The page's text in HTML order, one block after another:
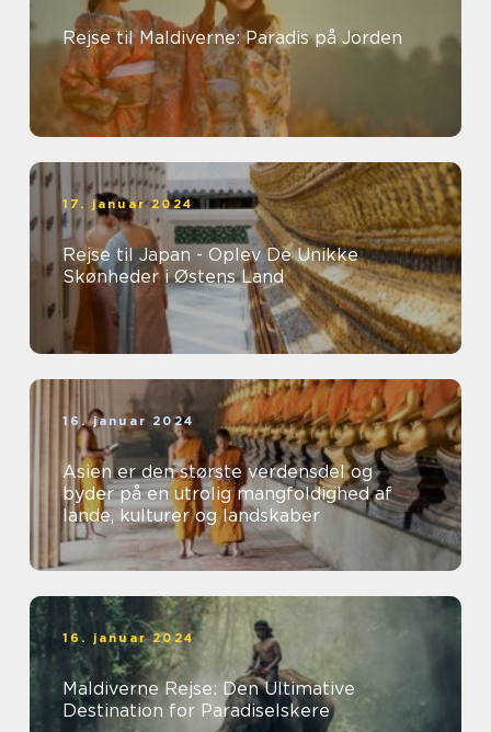
Rejse til Maldiverne: Paradis på Jorden
17. januar 2024
Rejse til Japan - Oplev De Unikke
Skønheder i Østens Land
16. januar 2024
Asien er den største verdensdel og
byder på en utrolig mangfoldighed af
lande, kulturer og landskaber
16. januar 2024
Maldiverne Rejse: Den Ultimative
Destination for Paradiselskere